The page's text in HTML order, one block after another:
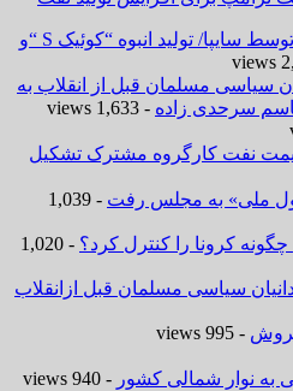
معرفی ۲ محصول جدید توسط سایپا/ تولید انبوه “کوئیک S “و
سیاسی مسلمان قبل از انقلاب به
سرحدی زاده - 1,633 views
نفت کارگروه مشترک تشکیل
- 1,039
کرونا را کنترل کرد؟
- 1,020
سیاسی مسلمان قبل ازانقلاب
- 995 views
به نوار شمالی کشور - 940 views